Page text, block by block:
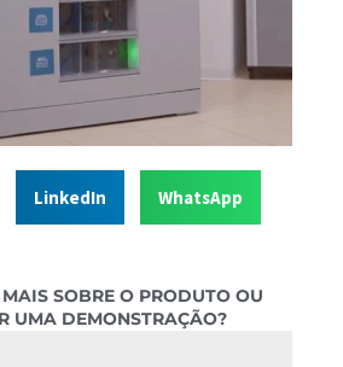
LinkedIn WhatsApp
SOBRE O PRODUTO OU
UMA DEMONSTRAÇÃO?